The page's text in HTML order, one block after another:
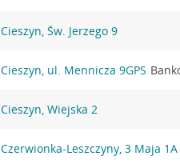
Cieszyn, Św. Jerzego 9
Cieszyn, ul. Mennicza 9GPS
Cieszyn, Wiejska 2
Czerwionka-Leszczyny, 3 Maja 1A